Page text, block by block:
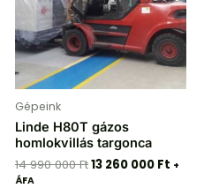
Gépeink
Linde H80T gázos
homlokvillás targonca
14 990 000Ft13 260 000 Ft +
ÁFA